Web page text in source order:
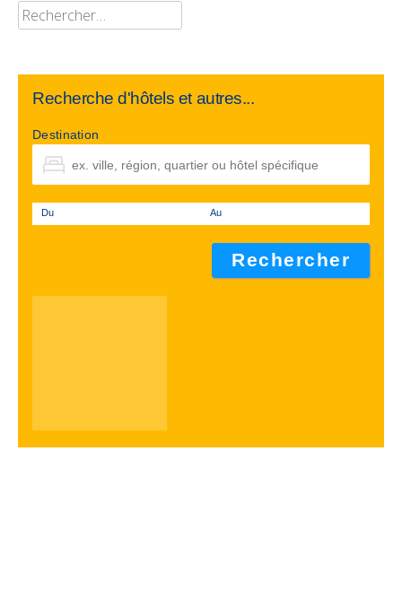
Rechercher :
Recherche d'hôtels et autres...
Destination
Du Au